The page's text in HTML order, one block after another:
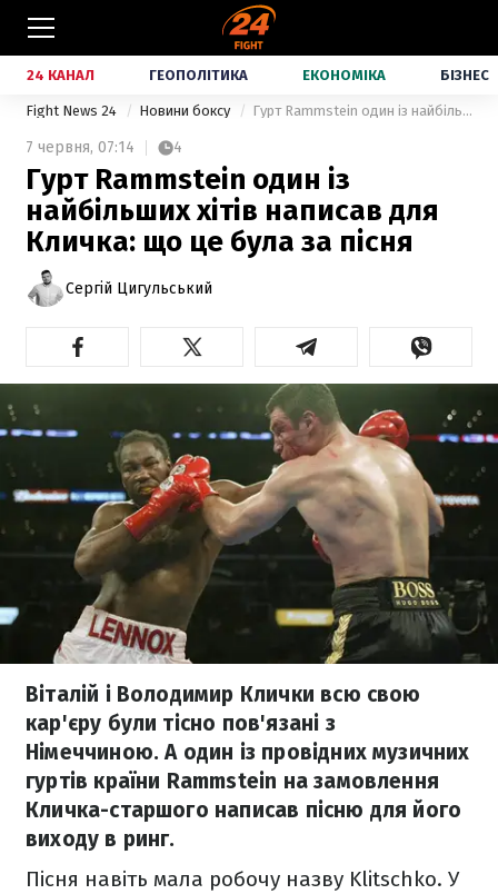
24 КАНАЛ ГЕОПОЛІТИКА ЕКОНОМІКА БІЗНЕС
Fight News 24 Новини боксу Гурт Rammstein один із найбільших хітів написав для Кличка: що це була за пісня
7 червня, 07:14 4
Гурт Rammstein один із
найбільших хітів написав для
Кличка: що це була за пісня
Сергій Цигульський
Віталій і Володимир Клички всю свою
кар'єру були тісно пов'язані з
Німеччиною. А один із провідних музичних
гуртів країни Rammstein на замовлення
Кличка-старшого написав пісню для його
виходу в ринг.
Пісня навіть мала робочу назву Klitschko. У